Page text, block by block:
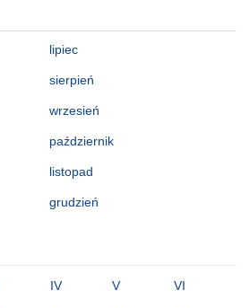
lipiec
sierpień
wrzesień
październik
listopad
grudzień
IV V VI